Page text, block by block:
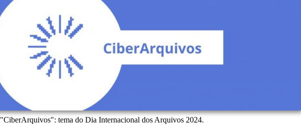
"CiberArquivos": tema do Dia Internacional dos Arquivos 2024.